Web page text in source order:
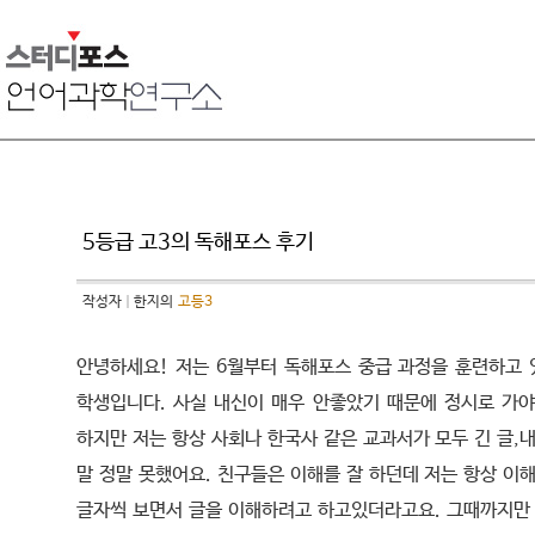
5등급 고3의 독해포스 후기
작성자 한지의 고등3
안녕하세요! 저는 6월부터 독해포스 중급 과정을 훈련하고
학생입니다. 사실 내신이 매우 안좋았기 때문에 정시로 가
하지만 저는 항상 사회나 한국사 같은 교과서가 모두 긴 글,
말 정말 못했어요. 친구들은 이해를 잘 하던데 저는 항상 이
글자씩 보면서 글을 이해하려고 하고있더라고요. 그때까지